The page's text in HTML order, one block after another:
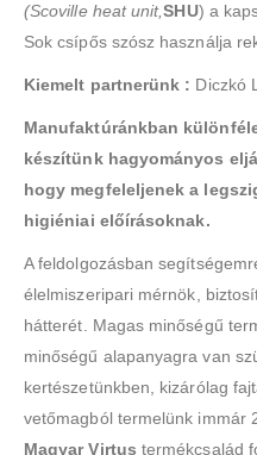
(Scoville heat unit,SHU) a
Sok csípős szósz használja
Kiemelt partnerünk : Diczkó
Manufaktúránkban
készítünk hagyományos
hogy megfeleljenek a
higiéniai előírásoknak.
A feldolgozásban
élelmiszeripari mérnök,
hátterét. Magas minőségű
minőségű alapanyagra van
kertészetünkben, kizárólag
vetőmagból termelünk immár
Magyar Virtus termékcsalád